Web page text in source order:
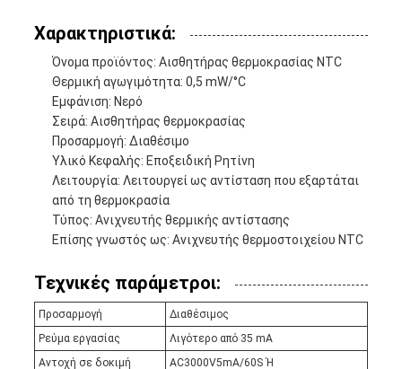
Χαρακτηριστικά:
Όνομα προϊόντος: Αισθητήρας θερμοκρασίας NTC
Θερμική αγωγιμότητα: 0,5 mW/°C
Εμφάνιση: Νερό
Σειρά: Αισθητήρας θερμοκρασίας
Προσαρμογή: Διαθέσιμο
Υλικό Κεφαλής: Εποξειδική Ρητίνη
Λειτουργία: Λειτουργεί ως αντίσταση που εξαρτάται
από τη θερμοκρασία
Τύπος: Ανιχνευτής θερμικής αντίστασης
Επίσης γνωστός ως: Ανιχνευτής θερμοστοιχείου NTC
Τεχνικές παράμετροι:
Προσαρμογή
Διαθέσιμος
Ρεύμα εργασίας
Λιγότερο από 35 mA
Αντοχή σε δοκιμή
AC3000V5mA/60S Ή